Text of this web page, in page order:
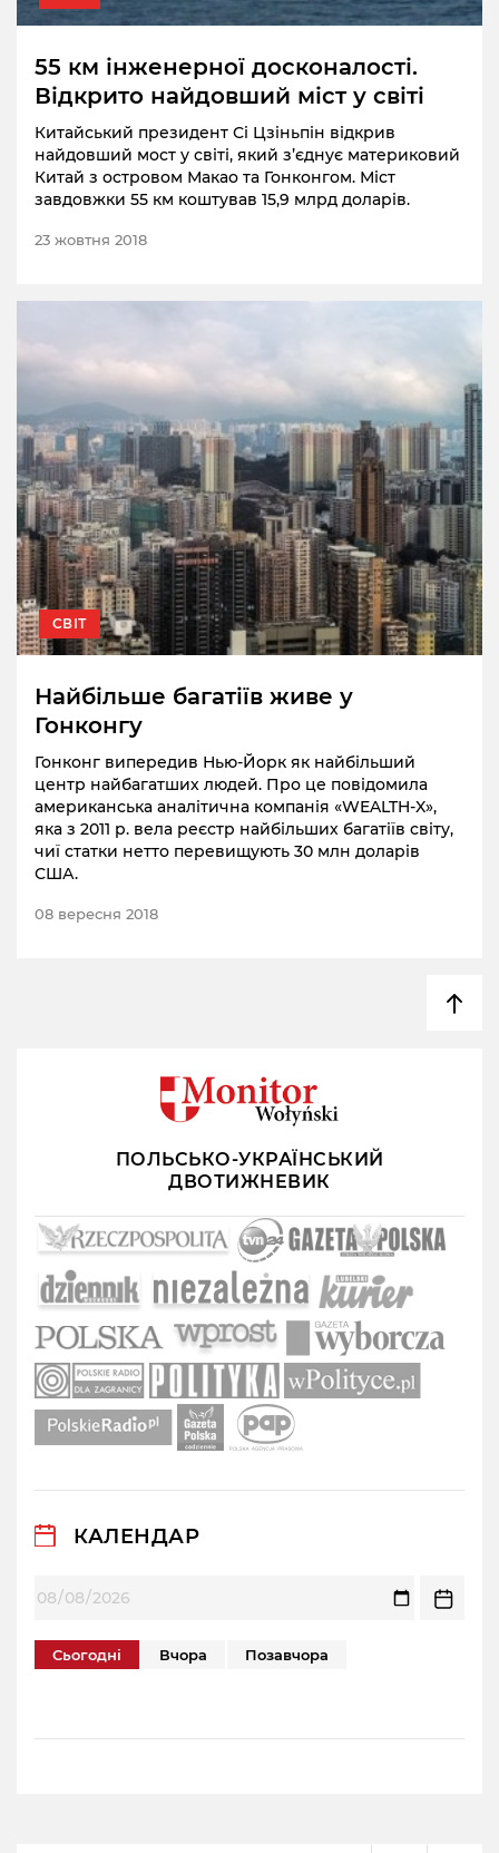
55 км інженерної досконалості.
Відкрито найдовший міст у світі
Китайський президент Сі Цзіньпін відкрив
найдовший мост у світі, який з’єднує материковий
Китай з островом Макао та Гонконгом. Міст
завдовжки 55 км коштував 15,9 млрд доларів.
23 жовтня 2018
СВІТ
Найбільше багатіїв живе у
Гонконгу
Гонконг випередив Нью-Йорк як найбільший
центр найбагатших людей. Про це повідомила
американська аналітична компанія «WEALTH-X»,
яка з 2011 р. вела реєстр найбільших багатіїв світу,
чиї статки нетто перевищують 30 млн доларів
США.
08 вересня 2018
ПОЛЬСЬКО-УКРАЇНСЬКИЙ
ДВОТИЖНЕВИК
КАЛЕНДАР
Сьогодні Вчора Позавчора